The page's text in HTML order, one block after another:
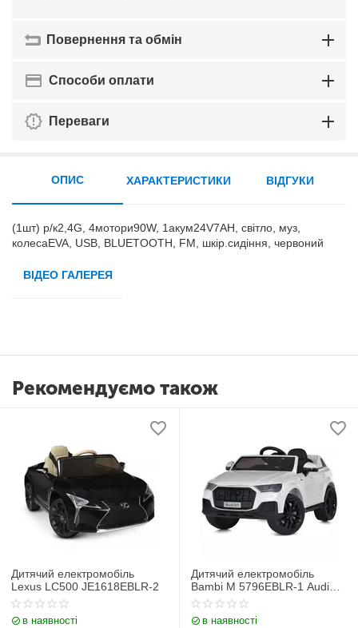
Повернення та обмін
Способи оплати
Переваги
ОПИС
(1шт) р/к2,4G, 4мотори90W, 1акум24V7AH, світло, муз,
колесаEVA, USB, BLUETOOTH, FM, шкір.сидіння, червоний
ХАРАКТЕРИСТИКИ ВІДГУКИ
ВІДЕО ГАЛЕРЕЯ
Рекомендуємо також
Дитячий електромобіль
Lexus LC500 JE1618EBLR-2
в наявності
Дитячий електромобіль
Bambi M 5796EBLR-1 Audi
Q7
в наявності